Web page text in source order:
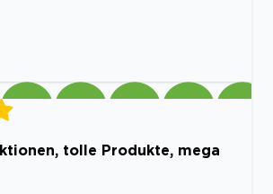
tolle Produkte, mega